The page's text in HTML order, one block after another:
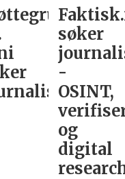
podkast-
søker
-
OSINT,
og
digital